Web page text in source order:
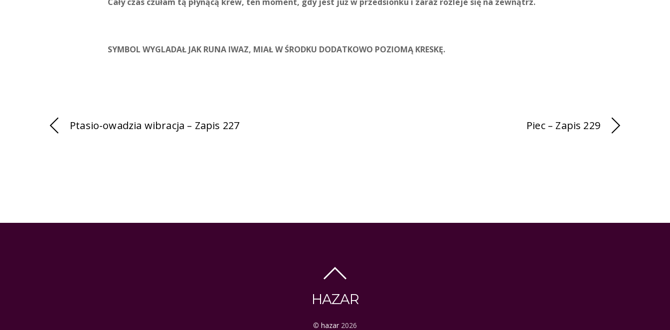
Cały czas czułam tą płynącą krew, ten moment, gdy jest już w przedsionku i zaraz rozleje się na zewnątrz.
SYMBOL WYGLADAŁ JAK RUNA IWAZ, MIAŁ W ŚRODKU DODATKOWO POZIOMĄ KRESKĘ.
Ptasio-owadzia wibracja – Zapis 227 Piec – Zapis 229
HAZAR
© hazar 2026